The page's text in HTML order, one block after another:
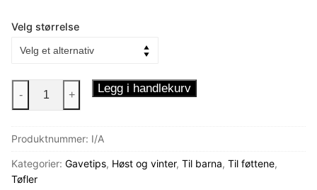
Velg størrelse
Reidar
antall
- + Legg i handlekurv
Produktnummer: I/A
Kategorier: Gavetips, Høst og vinter, Til barna, Til føttene,
Tøfler